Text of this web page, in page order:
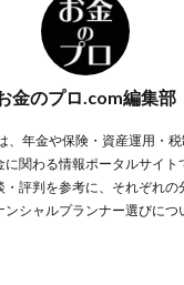
金のプロ.com編集部
、年金や保険・資産運用・
に関わる情報ポータルサイト
・評判を参考に、それぞれの
ンシャルプランナー選びにつ